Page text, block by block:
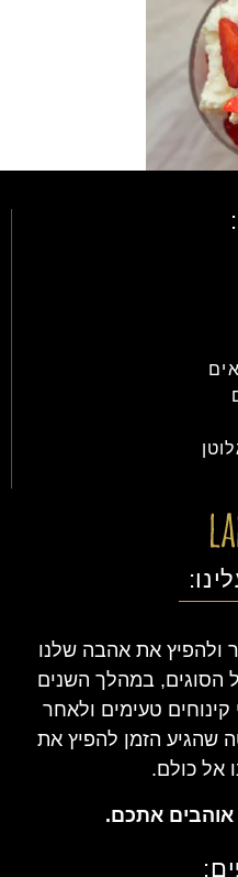
ולהפיץ את אהבה שלנו
הסוגים, במהלך השנים
קינוחים טעימים ולאחר
שהגיע הזמן להפיץ את
אל כולם.
אתכם.